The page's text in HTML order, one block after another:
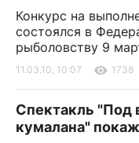
Конкурс на
состоялся в
рыболовству 9
11.03.10, 10:07 1738
Спектакль "Под
кумалана"